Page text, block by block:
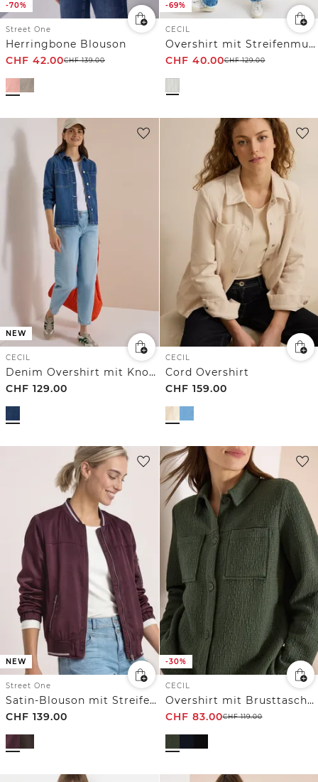
-70%
Street One
Herringbone Blouson
CHF 42.00CHF139.00
-69%
CECIL
Overshirt mit Streifenmuster
CHF 40.00CHF129.00
NEW
CECIL
Denim Overshirt mit Knopfleiste
CHF 129.00
CECIL
Cord Overshirt
CHF 159.00
NEW
Street One
Satin-Blouson mit Streifendetails
CHF 139.00
-30%
CECIL
Overshirt mit Brusttaschen und Struktur
CHF 83.00CHF119.00